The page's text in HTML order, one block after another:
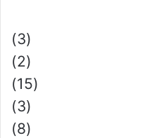
(3)
(2)
(15)
(3)
(8)